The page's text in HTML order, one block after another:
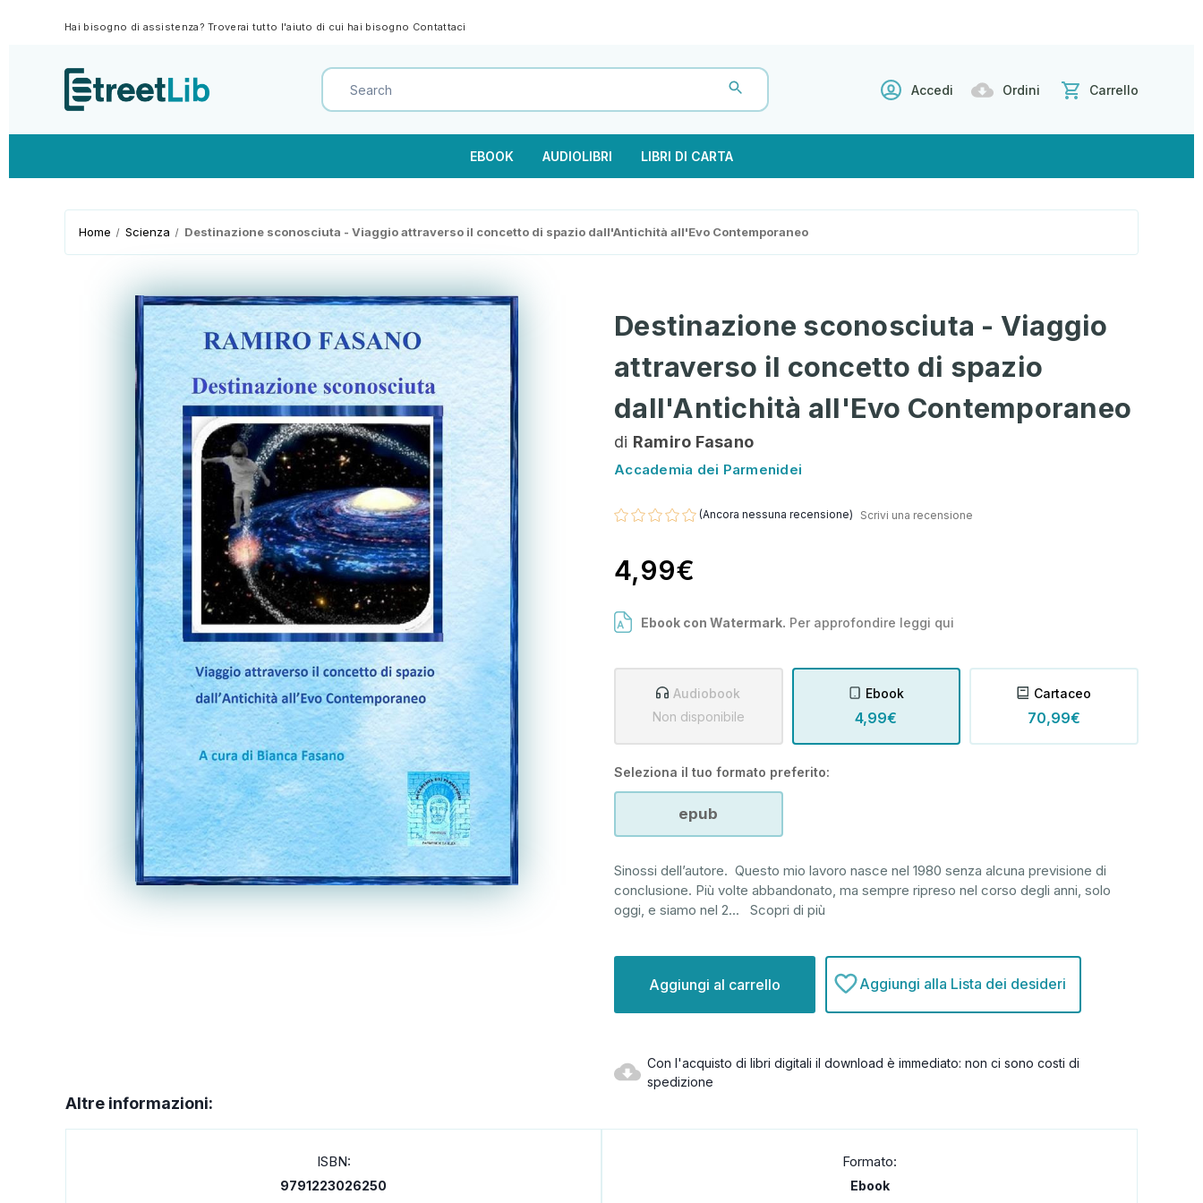
Hai bisogno di assistenza? Troverai tutto l'aiuto di cui hai bisogno Contattaci
Accedi Ordini Carrello
EBOOK AUDIOLIBRI LIBRI DI CARTA
Home Scienza Destinazione sconosciuta - Viaggio attraverso il concetto di spazio dall'Antichità all'Evo Contemporaneo
Destinazione sconosciuta - Viaggio
attraverso il concetto di spazio
dall'Antichità all'Evo Contemporaneo
di Ramiro Fasano
Accademia dei Parmenidei
(Ancora nessuna recensione) Scrivi una recensione
4,99€
Ebook con Watermark. Per approfondire leggi qui
Audiobook
Non disponibile
Ebook
4,99€
Cartaceo
70,99€
Seleziona il tuo formato preferito:
epub
Sinossi dell’autore. Questo mio lavoro nasce nel 1980 senza alcuna previsione di
conclusione. Più volte abbandonato, ma sempre ripreso nel corso degli anni, solo
oggi, e siamo nel 2... Scopri di più
attuale:
Aggiungi alla Lista dei desideri
Con l'acquisto di libri digitali il download è immediato: non ci sono costi di
spedizione
Altre informazioni:
ISBN:
9791223026250
Formato:
Ebook